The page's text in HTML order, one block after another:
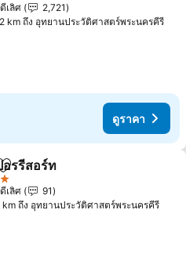
ดีเลิศ
2,721
km ถึง อุทยานประวัติศาสตร์พระนครคีรี
ดูราคา
เพิ่มในรายการโปรด
อรรีสอร์ท
ดีเลิศ
91
km ถึง อุทยานประวัติศาสตร์พระนครคีรี